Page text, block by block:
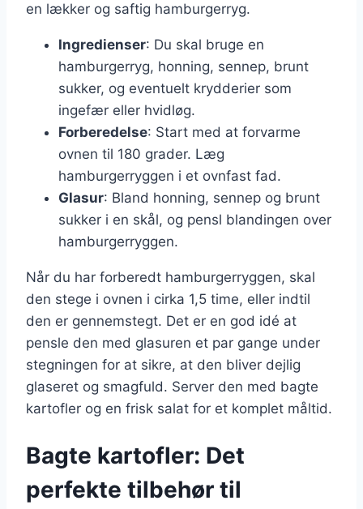
en lækker og saftig hamburgerryg.
Ingredienser: Du skal bruge en
hamburgerryg, honning, sennep, brunt
sukker, og eventuelt krydderier som
ingefær eller hvidløg.
Forberedelse: Start med at forvarme
ovnen til 180 grader. Læg
hamburgerryggen i et ovnfast fad.
Glasur: Bland honning, sennep og brunt
sukker i en skål, og pensl blandingen over
hamburgerryggen.
Når du har forberedt hamburgerryggen, skal
den stege i ovnen i cirka 1,5 time, eller indtil
den er gennemstegt. Det er en god idé at
pensle den med glasuren et par gange under
stegningen for at sikre, at den bliver dejlig
glaseret og smagfuld. Server den med bagte
kartofler og en frisk salat for et komplet måltid.
Bagte kartofler: Det
perfekte tilbehør til